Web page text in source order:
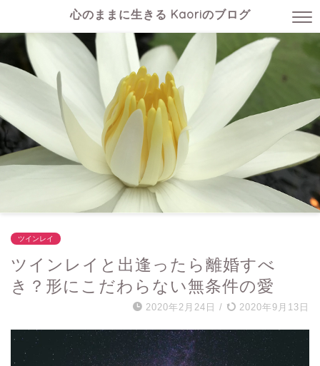
心のままに生きる Kaoriのブログ
ツインレイ
ツインレイと出逢ったら離婚すべ
き？形にこだわらない無条件の愛
2020年2月24日 / 2020年9月13日